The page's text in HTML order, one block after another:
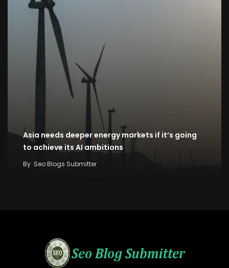
Asia needs deeper energy markets if it’s going
to achieve its AI ambitions
By Seo Blogs Submitter